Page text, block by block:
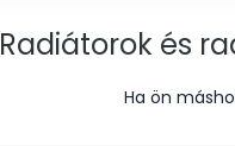
Radiátorok és
Ha ön